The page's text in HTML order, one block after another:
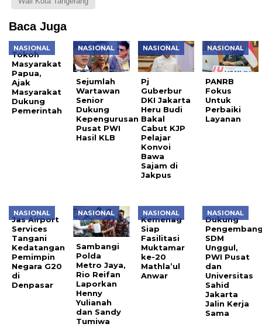
Baca Juga
NASIONAL
Tokoh
Masyarakat
Papua,
Ajak
Masyarakat
Dukung
Pemerintah
NASIONAL
Sejumlah
Wartawan
Senior
Dukung
Kepengurusan
Pusat PWI
Hasil KLB
NASIONAL
Pj
Guberbur
DKI Jakarta
Heru Budi
Bakal
Cabut KJP
Pelajar
Konvoi
Bawa
Sajam di
Jakpus
NASIONAL
PANRB
Fokus
Untuk
Perbaiki
Layanan
NASIONAL
Jas Airport
Services
Tangani
Kedatangan
Pemimpin
Negara G20
di
Denpasar
NASIONAL
Sambangi
Polda
Metro Jaya,
Rio Reifan
Laporkan
Henny
Yulianah
dan Sandy
Tumiwa
NASIONAL
Kemenag
Siap
Fasilitasi
Muktamar
ke-20
Mathla’ul
Anwar
NASIONAL
Dukung
SDM
Unggul,
PWI Pusat
dan
Universitas
Sahid
Jakarta
Jalin Kerja
Sama